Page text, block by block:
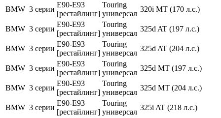
BMW 3 серии
E90-E93
[рестайлинг]
Touring
универсал
320i MT (170 л.с.)
BMW 3 серии
E90-E93
[рестайлинг]
Touring
универсал
325d AT (197 л.с.)
BMW 3 серии
E90-E93
[рестайлинг]
Touring
универсал
325d AT (204 л.с.)
BMW 3 серии
E90-E93
[рестайлинг]
Touring
универсал
325d MT (197 л.с.)
BMW 3 серии
E90-E93
[рестайлинг]
Touring
универсал
325d MT (204 л.с.)
BMW 3 серии
E90-E93
[рестайлинг]
Touring
универсал
325i AT (218 л.с.)